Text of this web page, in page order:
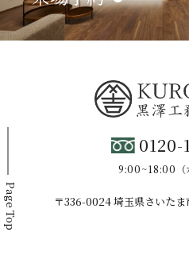
Page Top
0120-
9:00~18:00（
〒336-0024 埼玉県さいた